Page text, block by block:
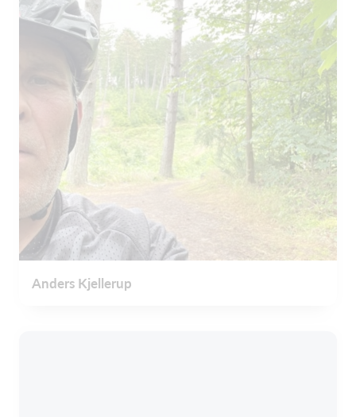
Anders Kjellerup